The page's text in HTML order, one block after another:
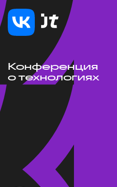
Конференция
о технологиях